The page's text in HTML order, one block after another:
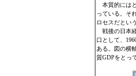
本質的には
っている。そ
ロセスだとい
戦後の日本
口として、
ある。図の横
質GDPをとっ